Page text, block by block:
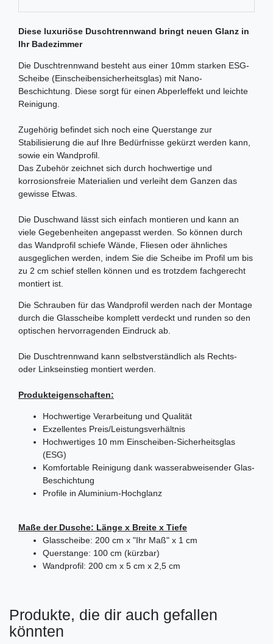
Diese luxuriöse Duschtrennwand bringt neuen Glanz in
Ihr Badezimmer
Die Duschtrennwand besteht aus einer 10mm starken ESG-
Scheibe (Einscheibensicherheitsglas) mit Nano-
Beschichtung. Diese sorgt für einen Abperleffekt und leichte
Reinigung.
Zugehörig befindet sich noch eine Querstange zur
Stabilisierung die auf Ihre Bedürfnisse gekürzt werden kann,
sowie ein Wandprofil.
Das Zubehör zeichnet sich durch hochwertige und
korrosionsfreie Materialien und verleiht dem Ganzen das
gewisse Etwas.
Die Duschwand lässt sich einfach montieren und kann an
viele Gegebenheiten angepasst werden. So können durch
das Wandprofil schiefe Wände, Fliesen oder ähnliches
ausgeglichen werden, indem Sie die Scheibe im Profil um bis
zu 2 cm schief stellen können und es trotzdem fachgerecht
montiert ist.
Die Schrauben für das Wandprofil werden nach der Montage
durch die Glasscheibe komplett verdeckt und runden so den
optischen hervorragenden Eindruck ab.
Die Duschtrennwand kann selbstverständlich als Rechts-
oder Linkseinstieg montiert werden.
Produkteigenschaften:
Hochwertige Verarbeitung und Qualität
Exzellentes Preis/Leistungsverhältnis
Hochwertiges 10 mm Einscheiben-Sicherheitsglas
(ESG)
Komfortable Reinigung dank wasserabweisender Glas-
Beschichtung
Profile in Aluminium-Hochglanz
Maße der Dusche: Länge x Breite x Tiefe
Glasscheibe: 200 cm x "Ihr Maß" x 1 cm
Querstange: 100 cm (kürzbar)
Wandprofil: 200 cm x 5 cm x 2,5 cm
Produkte, die dir auch gefallen
könnten